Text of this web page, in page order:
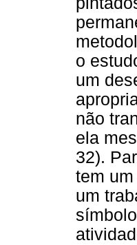
o
um
não
ela
32).
tem
um